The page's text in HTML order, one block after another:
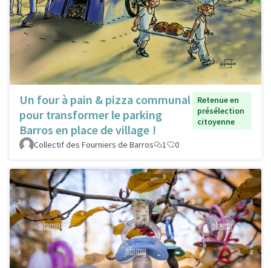
Un four à pain & pizza communal
pour transformer le parking
Barros en place de village !
Retenue en
présélection
citoyenne
Collectif des Fourniers de Barros 1 0